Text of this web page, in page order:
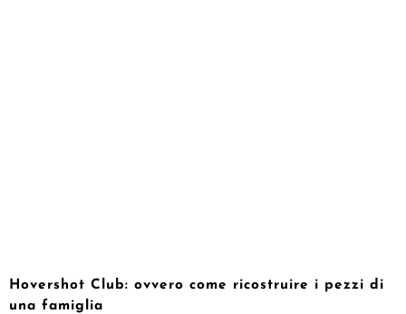
Hovershot Club: ovvero come ricostruire i pezzi di
una famiglia